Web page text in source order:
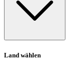
Land wählen